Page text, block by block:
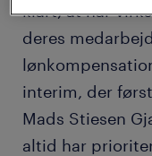
klart, at når
deres
interim, der
Mads Stiesen
altid har